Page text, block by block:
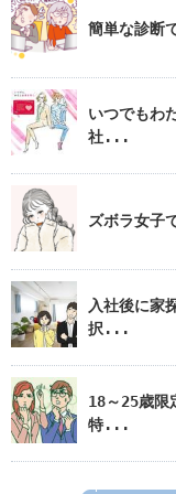
簡単な診断
いつでもわ
社...
ズボラ女子
入社後に家
択...
18～25歳限
特...